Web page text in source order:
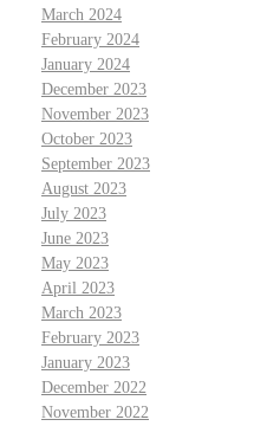
March 2024
February 2024
January 2024
December 2023
November 2023
October 2023
September 2023
August 2023
July 2023
June 2023
May 2023
April 2023
March 2023
February 2023
January 2023
December 2022
November 2022